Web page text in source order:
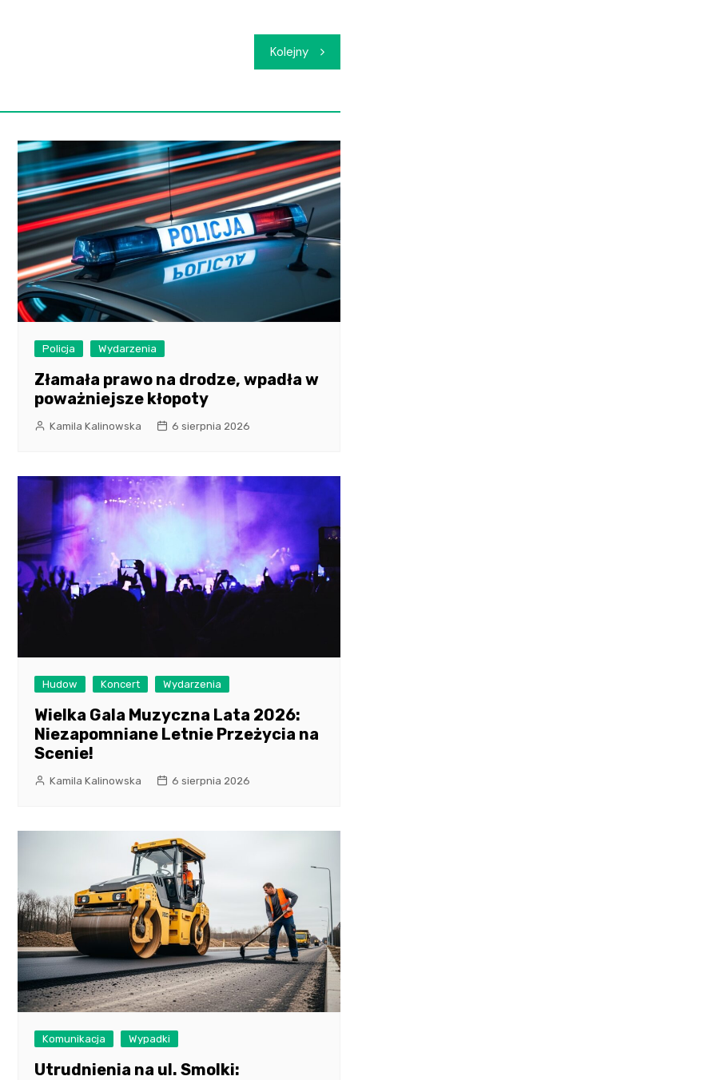
Kolejny
Policja Wydarzenia
Złamała prawo na drodze, wpadła w
poważniejsze kłopoty
Kamila Kalinowska 6 sierpnia 2026
Hudow Koncert Wydarzenia
Wielka Gala Muzyczna Lata 2026:
Niezapomniane Letnie Przeżycia na
Scenie!
Kamila Kalinowska 6 sierpnia 2026
Komunikacja Wypadki
Utrudnienia na ul. Smolki: